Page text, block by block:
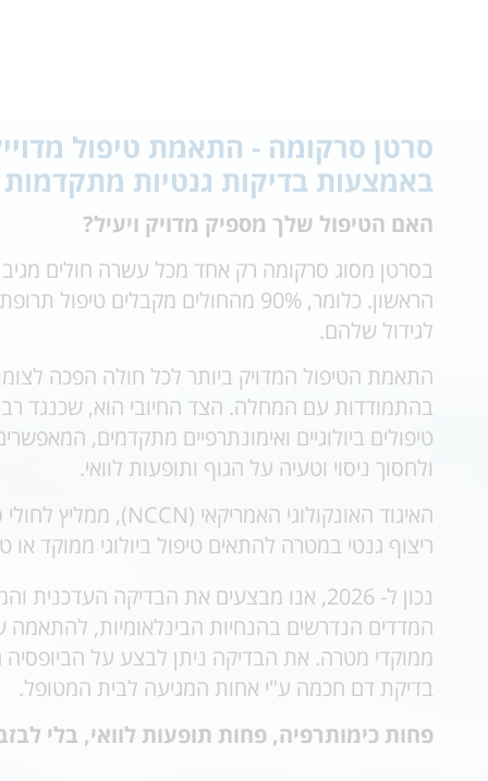
סרטן סרקומה - התאמת טיפול
באמצעות בדיקות גנטיות מתקדמות 2026
האם הטיפול שלך מספיק מדויק ויעיל?
בסרטן מסוג סרקומה רק אחד מכל עשרה חולים מגיב
הראשון. כלומר, 90% מהחולים מקבלים
לגידול שלהם.
התאמת הטיפול המדויק ביותר לכל חולה הפכה
בהתמודדות עם המחלה. הצד החיובי הוא, שכנגד
טיפולים ביולוגיים ואימונתרפיים מתקדמים,
ולחסוך ניסוי וטעיה על הגוף ותופעות לוואי.
האיגוד האונקולוגי האמריקאי (NCCN), ממליץ לחולי
ריצוף גנטי במטרה להתאים טיפול ביולוגי ממוקד או
נכון ל- 2026, אנו מבצעים את הבדיקה
המדדים הנדרשים בהנחיות הבינלאומיות, להתאמה
ממוקדי מטרה. את הבדיקה ניתן לבצע על
בדיקת דם חכמה ע"י אחות המגיעה לבית המטופל.
פחות כימותרפיה, פחות תופעות לוואי, בלי